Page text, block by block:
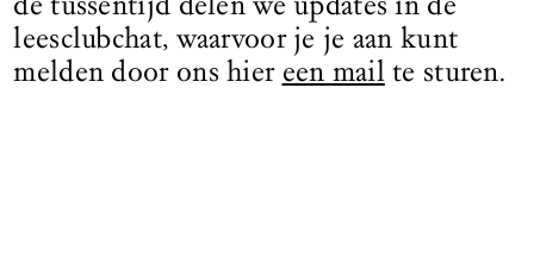
leesclubchat, waarvoor je je aan kunt
melden door ons hier een mailte sturen.